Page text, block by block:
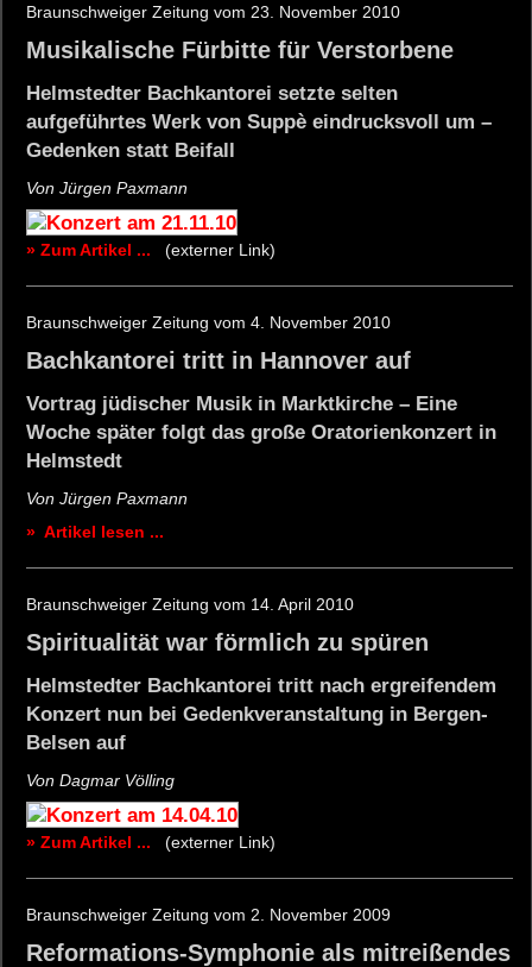
Braunschweiger Zeitung vom 23. November 2010
Musikalische Fürbitte für Verstorbene
Helmstedter Bachkantorei setzte selten
aufgeführtes Werk von Suppè eindrucksvoll um –
Gedenken statt Beifall
Von Jürgen Paxmann
» Zum Artikel ... (externer Link)
Braunschweiger Zeitung vom 4. November 2010
Bachkantorei tritt in Hannover auf
Vortrag jüdischer Musik in Marktkirche – Eine
Woche später folgt das große Oratorienkonzert in
Helmstedt
Von Jürgen Paxmann
» Artikel lesen ...
Braunschweiger Zeitung vom 14. April 2010
Spiritualität war förmlich zu spüren
Helmstedter Bachkantorei tritt nach ergreifendem
Konzert nun bei Gedenkveranstaltung in Bergen-
Belsen auf
Von Dagmar Völling
» Zum Artikel ... (externer Link)
Braunschweiger Zeitung vom 2. November 2009
Reformations-Symphonie als mitreißendes